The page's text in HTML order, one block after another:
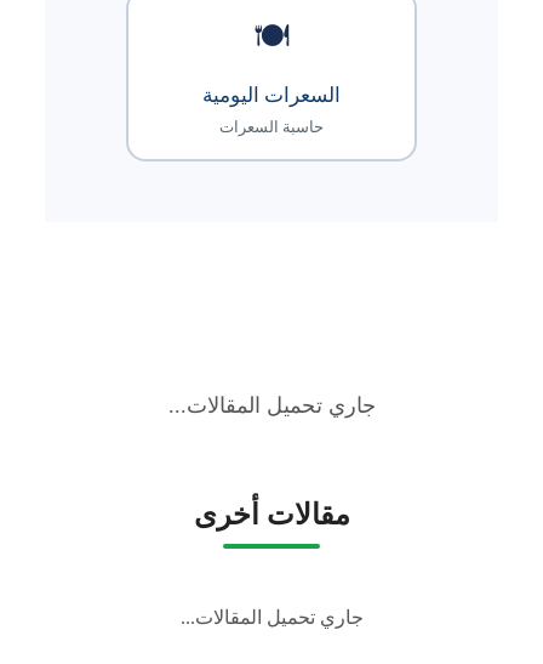
🍽️
السعرات اليومية
حاسبة السعرات
جاري تحميل المقالات...
مقالات أخرى
جاري تحميل المقالات...